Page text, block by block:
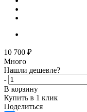
10 700 ₽
Много
Нашли дешевле?
-
В корзину
Купить в 1 клик
Поделиться